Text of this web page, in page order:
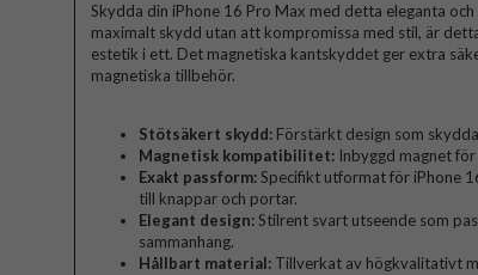
Skydda din iPhone 16 Pro Max med detta eleganta
maximalt skydd utan att kompromissa med stil, är
estetik i ett. Det magnetiska kantskyddet ger extra
magnetiska tillbehör.
Stötsäkert skydd: Förstärkt design som
Magnetisk kompatibilitet: Inbyggd magnet
Exakt passform:Specifikt utformat för iPhone
till knappar och portar.
Elegant design:Stilrent svart utseende som
sammanhang.
Hållbart material: Tillverkat av högkvalitativt